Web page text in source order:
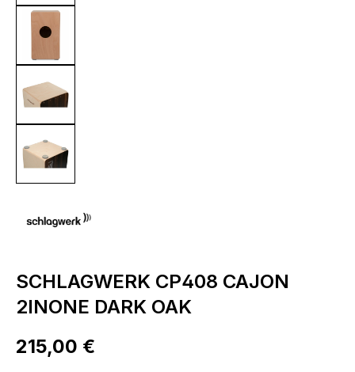
SCHLAGWERK CP408 CAJON
2INONE DARK OAK
Regulärer Preis:
215,00 €